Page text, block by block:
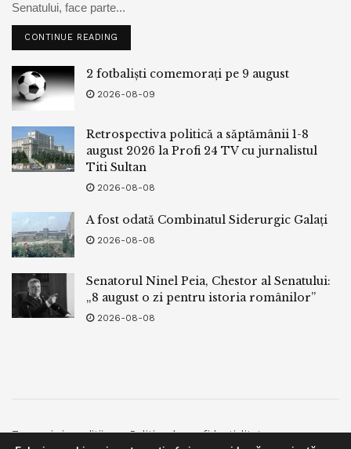
Senatului, face parte...
CONTINUE READING
2 fotbaliști comemorați pe 9 august
2026-08-09
Retrospectiva politică a săptămânii 1-8
august 2026 la Profi 24 TV cu jurnalistul
Titi Sultan
2026-08-08
A fost odată Combinatul Siderurgic Galați
2026-08-08
Senatorul Ninel Peia, Chestor al Senatului:
„8 august o zi pentru istoria românilor”
2026-08-08
Termeni si conditii
Politica de confidentialitate